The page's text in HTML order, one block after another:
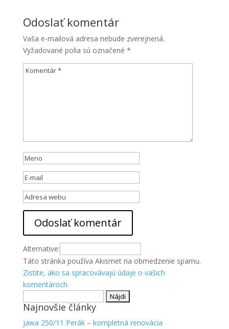
Odoslať komentár
Vaša e-mailová adresa nebude zverejnená.
Vyžadované polia sú označené *
Alternative:
Táto stránka používa Akismet na obmedzenie spamu.
Zistite, ako sa spracovávajú údaje o vašich
komentároch.
Najnovšie články
jawa 250/11 Perák – kompletná renovácia